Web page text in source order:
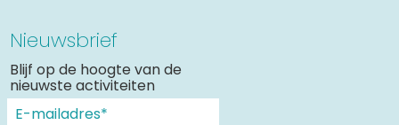
Nieuwsbrief
Blijf op de hoogte van de
nieuwste activiteiten